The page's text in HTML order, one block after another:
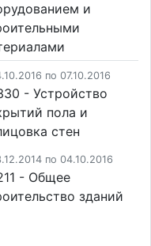
и
по 07.10.2016
- Устройство
пола и
стен
по 04.10.2016
- Общее
зданий